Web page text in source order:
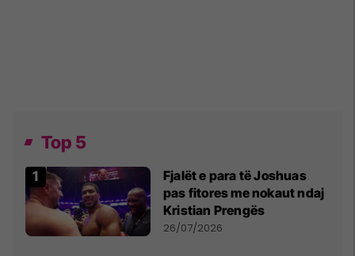
Top 5
Fjalët e para të Joshuas
pas fitores me nokaut ndaj
Kristian Prengës
26/07/2026